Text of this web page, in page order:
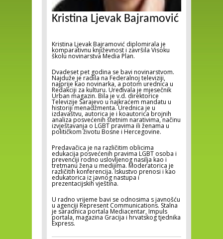
Kristina Ljevak Bajramović
Kristina Ljevak Bajramović diplomirala je
komparativnu književnost i završila Visoku
školu novinarstva Media Plan.
Dvadeset pet godina se bavi novinarstvom.
Najduže je radila na Federalnoj televiziji,
najprije kao novinarka, a potom urednica u
Redakciji za kulturu. Uređivala je mjesečnik
Urban magazin. Bila je v.d. direktorice
Televizije Sarajevo u najkraćem mandatu u
historiji menadžmenta. Urednica je u
izdavaštvu, autorica je i koautorica brojnih
analiza posvećenih štetnim narativima, načinu
izvještavanja o LGBT pravima ili ženama u
političkom životu Bosne i Hercegovine.
Predavačica je na različitim oblicima
edukacija posvećenih pravima LGBT osoba i
prevenciji rodno uslovljenog nasilja kao i
tretmanu žena u medijima. Moderatorica je
različitih konferencija. Iskustvo prenosi i kao
edukatorica iz javnog nastupa i
prezentacijskih vještina.
U radno vrijeme bavi se odnosima s javnošću
u agenciji Represent Communications. Stalna
je saradnica portala Mediacentar, Impuls
portala, magazina Gracija i hrvatskog tjednika
Express.